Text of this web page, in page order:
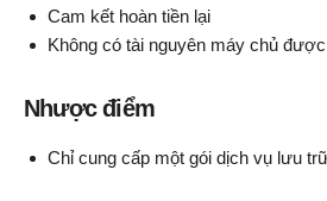
Cam kết hoàn tiền lại
Không có tài nguyên máy chủ
Nhược điểm
Chỉ cung cấp một gói dịch vụ lưu